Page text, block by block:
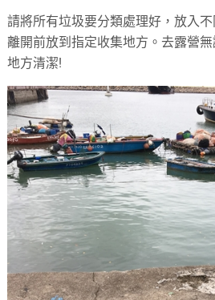
請將所有垃圾要分類處理好，放入
離開前放到指定收集地方。去露營
地方清潔!